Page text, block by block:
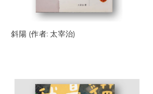
斜陽 (作者: 太宰治)